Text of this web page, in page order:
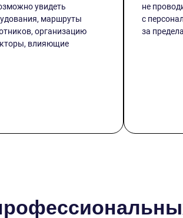
увидеть
маршруты
организацию
влияющие
не
с
за